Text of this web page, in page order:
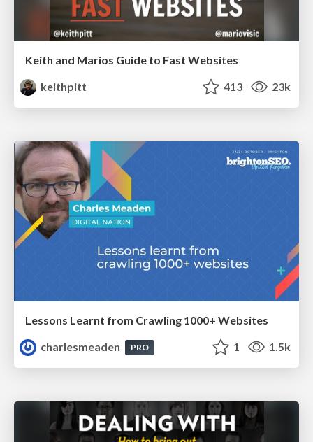
Keith and Marios Guide to Fast Websites
keithpitt
413 23k
Lessons Learnt from Crawling 1000+ Websites
charlesmeaden
PRO 1 1.5k